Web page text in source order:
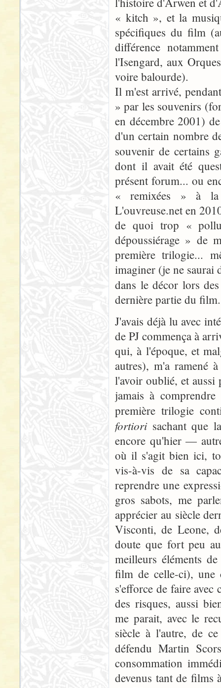
« kitch », et la
spécifiques du film
différence
l'Isengard, aux
voire balourde).
Il m'est arrivé,
» par les souvenirs
en décembre 2001)
d'un certain nombre
souvenir de certains
dont il avait été
présent forum... ou
« remixées » à
L'ouvreuse.net en
de quoi trop «
dépoussiérage » de
première trilogie...
imaginer (je ne saurai
dans le décor lors
dernière partie du
J'avais déjà lu avec
de PJ commença à
qui, à l'époque, et
autres), m'a ramené
l'avoir oublié, et aussi
jamais à comprendre
première trilogie
fortiorisachant que
encore qu'hier —
où il s'agit bien ici,
vis-à-vis de sa
reprendre une
gros sabots, me
apprécier au siècle
Visconti, de Leone,
doute que fort peu
meilleurs éléments
film de celle-ci), une
s'efforce de faire
des risques, aussi
me parait, avec le
siècle à l'autre, de
défendu Martin
consommation
devenus tant de films